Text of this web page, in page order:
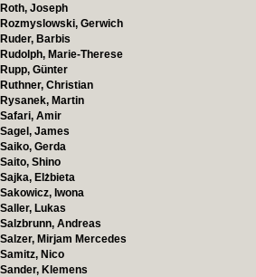
Roth, Joseph
Rozmyslowski, Gerwich
Ruder, Barbis
Rudolph, Marie-Therese
Rupp, Günter
Ruthner, Christian
Rysanek, Martin
Safari, Amir
Sagel, James
Saiko, Gerda
Saito, Shino
Sajka, Elżbieta
Sakowicz, Iwona
Saller, Lukas
Salzbrunn, Andreas
Salzer, Mirjam Mercedes
Samitz, Nico
Sander, Klemens